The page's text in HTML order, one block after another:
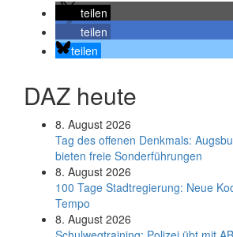
teilen
teilen
teilen
DAZ heute
8. August 2026
Tag des offenen Denkmals:
bieten freie Sonderführungen
8. August 2026
100 Tage Stadtregierung: Neue
Tempo
8. August 2026